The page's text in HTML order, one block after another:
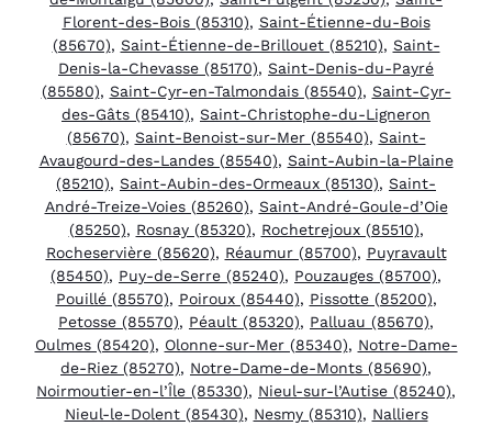
Florent-des-Bois (85310), Saint-Étienne-du-Bois
(85670), Saint-Étienne-de-Brillouet (85210), Saint-
Denis-la-Chevasse (85170), Saint-Denis-du-Payré
(85580), Saint-Cyr-en-Talmondais (85540), Saint-Cyr-
des-Gâts (85410), Saint-Christophe-du-Ligneron
(85670), Saint-Benoist-sur-Mer (85540), Saint-
Avaugourd-des-Landes (85540), Saint-Aubin-la-Plaine
(85210), Saint-Aubin-des-Ormeaux (85130), Saint-
André-Treize-Voies (85260), Saint-André-Goule-d’Oie
(85250), Rosnay (85320), Rochetrejoux (85510),
Rocheservière (85620), Réaumur (85700), Puyravault
(85450), Puy-de-Serre (85240), Pouzauges (85700),
Pouillé (85570), Poiroux (85440), Pissotte (85200),
Petosse (85570), Péault (85320), Palluau (85670),
Oulmes (85420), Olonne-sur-Mer (85340), Notre-Dame-
de-Riez (85270), Notre-Dame-de-Monts (85690),
Noirmoutier-en-l’Île (85330), Nieul-sur-l’Autise (85240),
Nieul-le-Dolent (85430), Nesmy (85310), Nalliers